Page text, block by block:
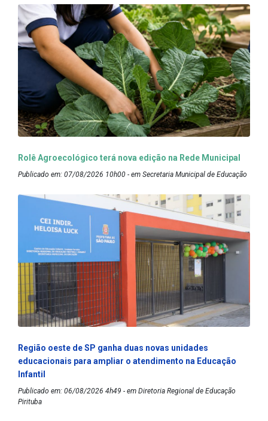
Rolê Agroecológico terá nova edição na Rede Municipal
Publicado em: 07/08/2026 10h00 - em Secretaria Municipal de Educação
Região oeste de SP ganha duas novas unidades
educacionais para ampliar o atendimento na Educação
Infantil
Publicado em: 06/08/2026 4h49 - em Diretoria Regional de Educação
Pirituba